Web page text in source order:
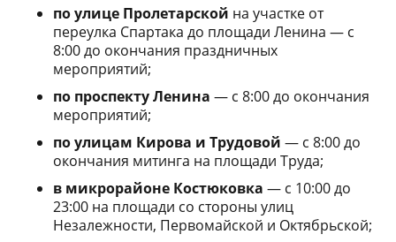
по улице Пролетарской на участке от
переулка Спартака до площади Ленина — с
8:00 до окончания праздничных
мероприятий;
по проспекту Ленина — с 8:00 до окончания
мероприятий;
по улицам Кирова и Трудовой — с 8:00 до
окончания митинга на площади Труда;
в микрорайоне Костюковка — с 10:00 до
23:00 на площади со стороны улиц
Незалежности, Первомайской и Октябрьской;